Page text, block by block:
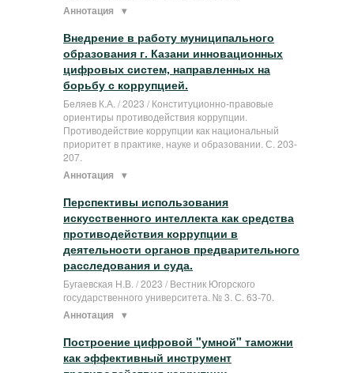
Аннотация
Внедрение в работу муниципального
образования г. Казани инновационных
цифровых систем, направленных на
борьбу с коррупцией.
Беляев К.А. / 2023 / Конституционно-правовые
ориентиры противодействия коррупции.
Противодействие коррупции как национальный
приоритет в практике, науке и образовании. С. 203-
207.
Аннотация
Перспективы использования
искусственного интеллекта как средства
противодействия коррупции в
деятельности органов предварительного
расследования и суда.
Бугаевская Н.В. / 2023 / Вестник Югорского
государственного университета. № 3. С. 63-70.
Аннотация
Построение цифровой "умной" таможни
как эффективный инструмент